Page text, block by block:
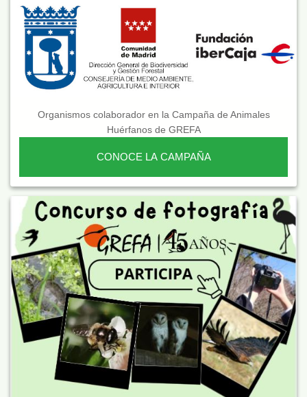
Organismos colaborador en la Campaña de Animales
Huérfanos de GREFA
CONOCE LA CAMPAÑA